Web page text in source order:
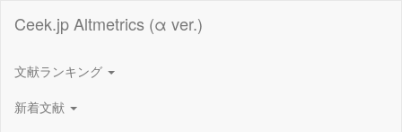
Ceek.jp Altmetrics (α ver.)
文献ランキング
新着文献